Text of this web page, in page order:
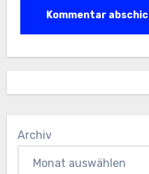
Archiv